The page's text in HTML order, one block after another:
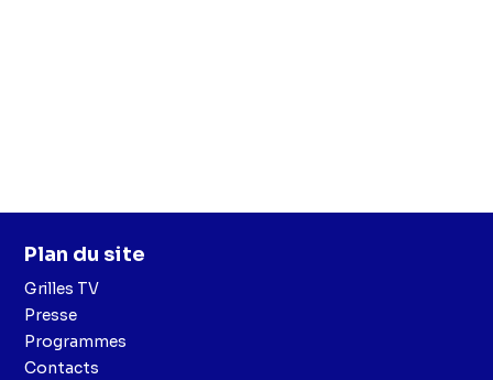
Plan du site
Grilles TV
Presse
Programmes
Contacts